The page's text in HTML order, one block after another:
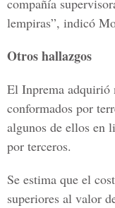
compañía
lempiras”, indicó
Otros hallazgos
El Inprema adquirió
conformados por
algunos de ellos en
por terceros.
Se estima que el
superiores al valor